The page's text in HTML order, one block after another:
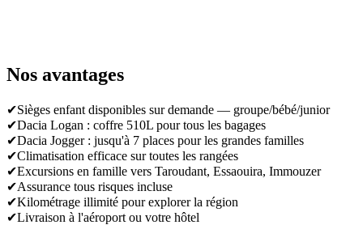
Nos avantages
✔Sièges enfant disponibles sur demande — groupe/bébé/junior
✔Dacia Logan : coffre 510L pour tous les bagages
✔Dacia Jogger : jusqu'à 7 places pour les grandes familles
✔Climatisation efficace sur toutes les rangées
✔Excursions en famille vers Taroudant, Essaouira, Immouzer
✔Assurance tous risques incluse
✔Kilométrage illimité pour explorer la région
✔Livraison à l'aéroport ou votre hôtel